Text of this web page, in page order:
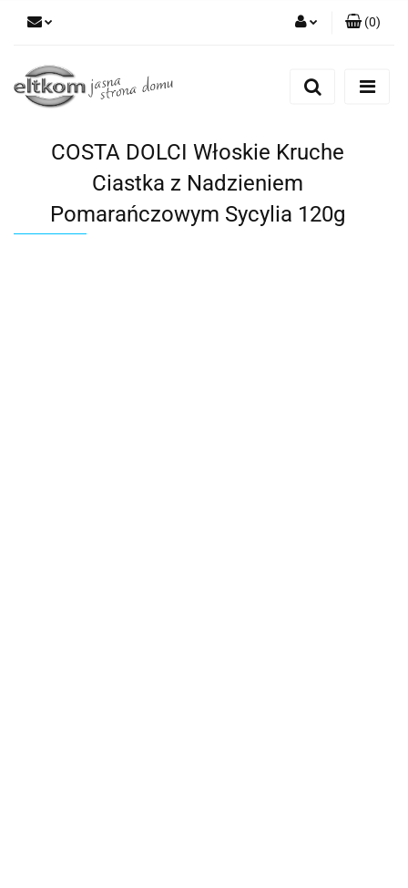
Zarejestruj się
(0)
COSTA DOLCI Włoskie Kruche
Ciastka z Nadzieniem
Pomarańczowym Sycylia 120g